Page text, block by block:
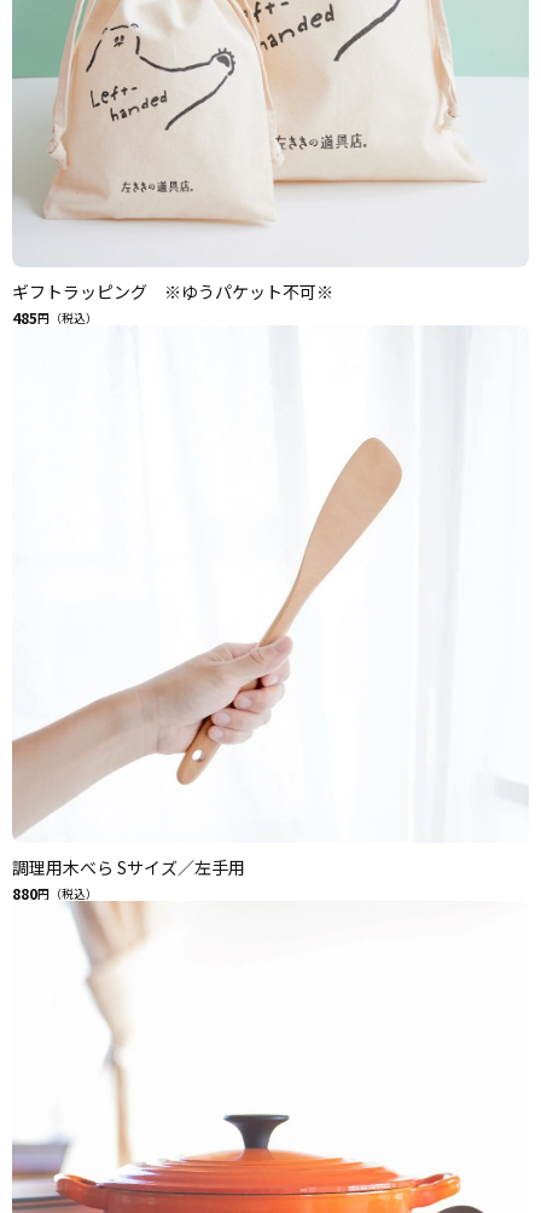
ギフトラッピング ※ゆうパケット不可※
485円（税込）
調理用木べら Sサイズ／左手用
880円（税込）